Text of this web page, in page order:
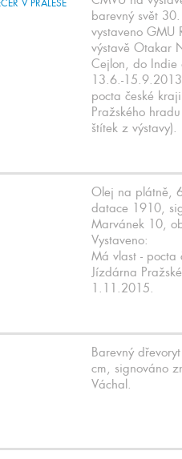
barevný svět
vystaveno GMU
výstavě Otakar
Cejlon, do Indie
13.6.-
pocta české
Pražského
štítek z výstavy).
Olej na plátně,
datace 1910,
Marvánek 10,
Vystaveno:
Má vlast - pocta
Jízdárna
1.11.2015.
Barevný
cm, signováno
Váchal.